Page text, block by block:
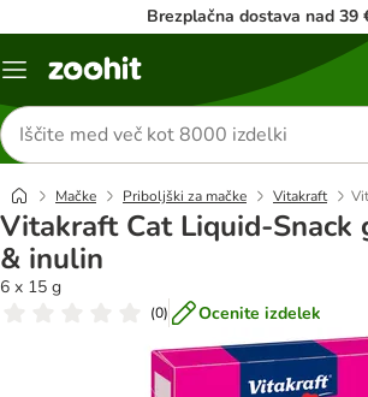
Brezplačna dostava nad 39
Meni
Iskanje
izdelkov
Mačke Priboljški za mačke Vitakraft
Vitakraft Cat Liquid-Snack
& inulin
6 x 15 g
(0) Ocenite izdelek